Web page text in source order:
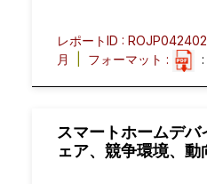
レポートID :
月
フォーマット : :
スマートホームデ
ェア、競争環境、動